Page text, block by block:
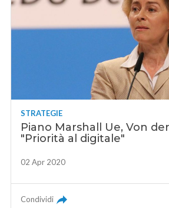
STRATEGIE
Piano Marshall Ue, Von
"Priorità al digitale"
02 Apr 2020
Condividi